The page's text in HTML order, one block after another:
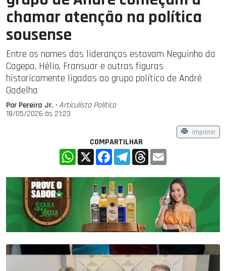
chamar atenção na política
sousense
Entre os nomes das lideranças estavam Neguinho da
Cagepa, Hélio, Fransuar e outras figuras
historicamente ligadas ao grupo político de André
Gadelha
Por Pereira Jr. • Articulista Polí­tico
18/05/2026 às 21:23
Imprimir
COMPARTILHAR
WhatsApp
X FacebookTelegramThreads